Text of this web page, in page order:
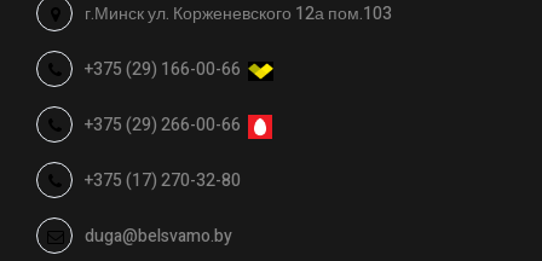
г.Минск ул. Корженевского 12а пом.103
+375 (29) 166-00-66
+375 (29) 266-00-66
+375 (17) 270-32-80
duga@belsvamo.by